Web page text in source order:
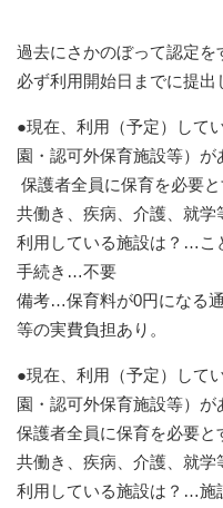
過去にさかのぼって認定を
必ず利用開始日までに提出
●現在、利用（予定）して
園・認可外保育施設等）
保護者全員に保育を必要
共働き、疾病、介護、就
利用している施設は？…こ
手続き…不要
備考…保育料が0円になる
等の実費負担あり。
●現在、利用（予定）して
園・認可外保育施設等）
保護者全員に保育を必要
共働き、疾病、介護、就
利用している施設は？…施